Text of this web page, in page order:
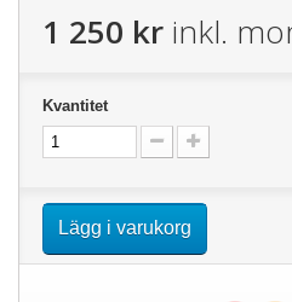
1 250 kr inkl.
Kvantitet
Lägg i varukorg